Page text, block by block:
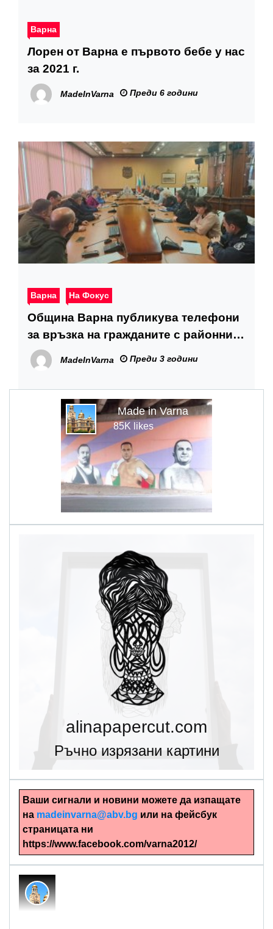
Варна
Лорен от Варна е първото бебе у нас
за 2021 г.
MadeInVarna Преди 6 години
Варна На Фокус
Община Варна публикува телефони
за връзка на гражданите с районните
кметства
MadeInVarna Преди 3 години
Made in Varna
85K likes
alinapapercut.com
Ръчно изрязани картини
Ваши сигнали и новини можете да изпащате
на madeinvarna@abv.bg или на фейсбук
страницата ни
https://www.facebook.com/varna2012/